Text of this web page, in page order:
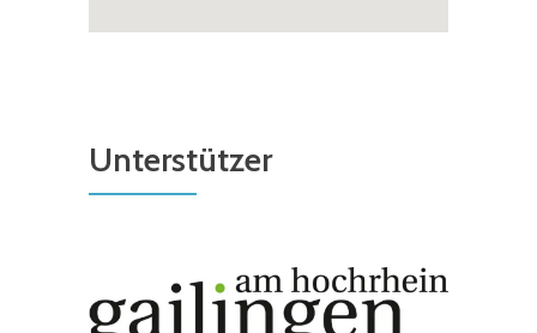
Unterstützer